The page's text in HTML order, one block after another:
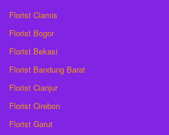
Florist Ciamis
Florist Bogor
Florist Bekasi
Florist Bandung Barat
Florist Cianjur
Florist Cirebon
Florist Garut